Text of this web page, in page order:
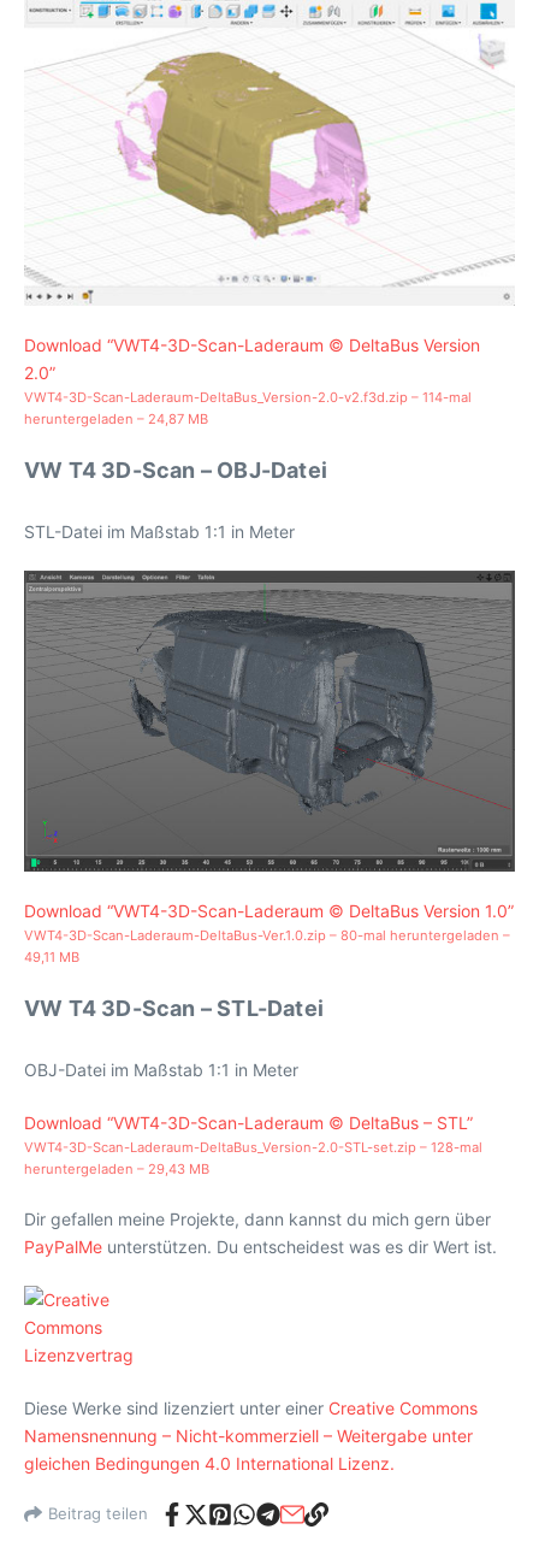
Download “VWT4-3D-Scan-Laderaum © DeltaBus Version
2.0”
VWT4-3D-Scan-Laderaum-DeltaBus_Version-2.0-v2.f3d.zip – 114-mal
heruntergeladen – 24,87 MB
VW T4 3D-Scan – OBJ-Datei
STL-Datei im Maßstab 1:1 in Meter
Download “VWT4-3D-Scan-Laderaum © DeltaBus Version 1.0”
VWT4-3D-Scan-Laderaum-DeltaBus-Ver.1.0.zip – 80-mal heruntergeladen –
49,11 MB
VW T4 3D-Scan – STL-Datei
OBJ-Datei im Maßstab 1:1 in Meter
Download “VWT4-3D-Scan-Laderaum © DeltaBus – STL”
VWT4-3D-Scan-Laderaum-DeltaBus_Version-2.0-STL-set.zip – 128-mal
heruntergeladen – 29,43 MB
Dir gefallen meine Projekte, dann kannst du mich gern über
PayPalMe unterstützen. Du entscheidest was es dir Wert ist.
Diese Werke sind lizenziert unter einer Creative Commons
Namensnennung – Nicht-kommerziell – Weitergabe unter
gleichen Bedingungen 4.0 International Lizenz.
Beitrag teilen